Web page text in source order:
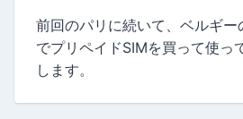
前回のパリに続いて、ベルギ
でプリペイドSIMを買って使っ
します。